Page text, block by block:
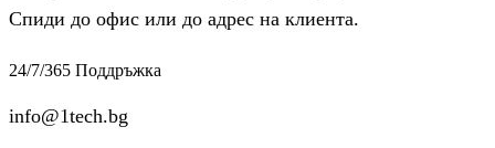
Спиди до офис или до адрес на клиента.
24/7/365 Поддръжка
info@1tech.bg